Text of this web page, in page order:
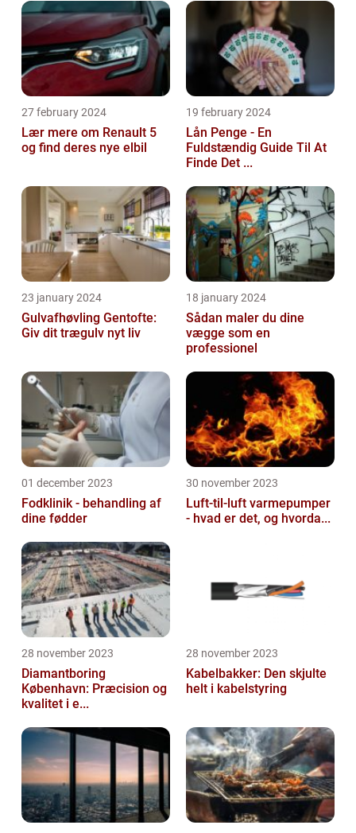
27 february 2024
Lær mere om Renault 5
og find deres nye elbil
19 february 2024
Lån Penge - En
Fuldstændig Guide Til At
Finde Det ...
23 january 2024
Gulvafhøvling Gentofte:
Giv dit trægulv nyt liv
18 january 2024
Sådan maler du dine
vægge som en
professionel
01 december 2023
Fodklinik - behandling af
dine fødder
30 november 2023
Luft-til-luft varmepumper
- hvad er det, og hvorda...
28 november 2023
Diamantboring
København: Præcision og
kvalitet i e...
28 november 2023
Kabelbakker: Den skjulte
helt i kabelstyring